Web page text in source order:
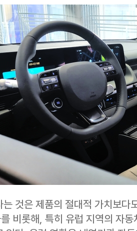
는 것은 제품의 절대적 가치보다
비롯해, 특히 유럽 지역의 자